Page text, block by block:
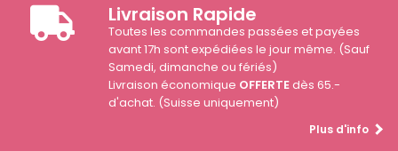
Livraison Rapide
Toutes les commandes passées et payées
avant 17h sont expédiées le jour même. (Sauf
Samedi, dimanche ou fériés)
Livraison économique OFFERTEdès 65.-
d'achat. (Suisse uniquement)
Plus d'info